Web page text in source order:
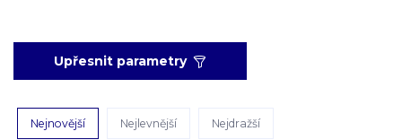
Upřesnit parametry
Nejnovější Nejlevnější Nejdražší